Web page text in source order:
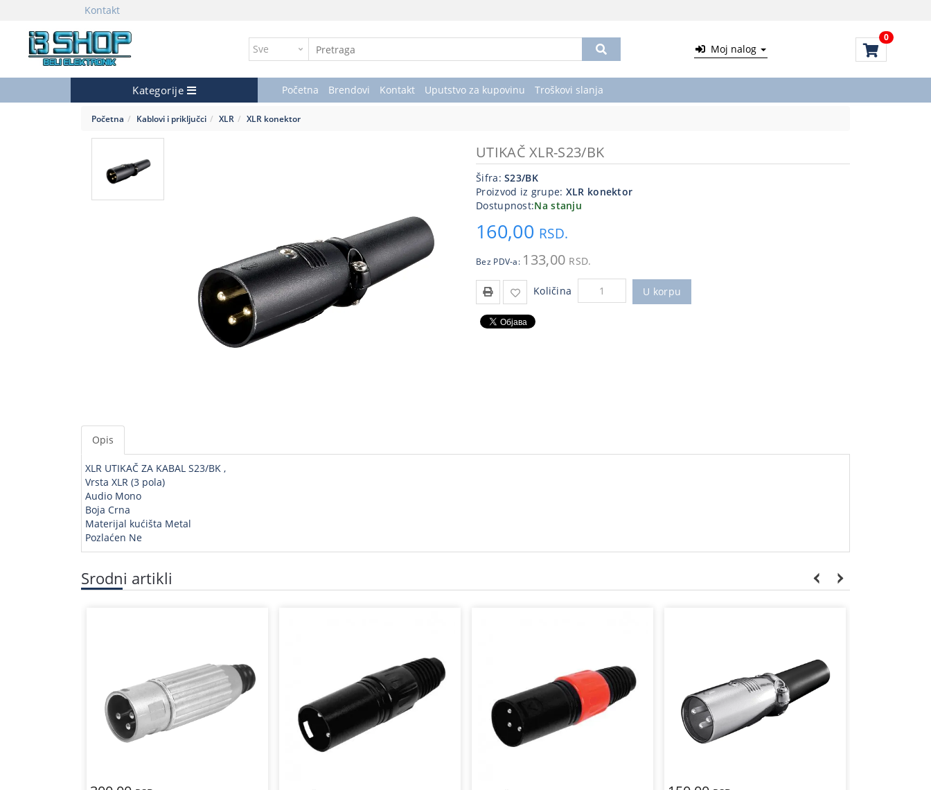
Kontakt
Moj nalog
0
Kategorije Početna Brendovi Kontakt Uputstvo za kupovinu Troškovi slanja
Početna Kablovi i priključci XLR XLR konektor
UTIKAČ XLR-S23/BK
Šifra:S23/BK
Proizvod iz grupe: XLR konektor
Dostupnost:Na stanju
160,00 RSD.
Bez PDV-a: 133,00 RSD.
Količina U korpu
Opis
XLR UTIKAČ ZA KABAL S23/BK ,
Vrsta XLR (3 pola)
Audio Mono
Boja Crna
Materijal kućišta Metal
Pozlaćen Ne
Srodni artikli